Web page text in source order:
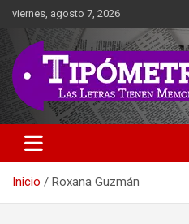
Saltar
contenido
viernes, agosto 7, 2026
Tipometro
Las Letras Tienen Memoria
Inicio Roxana Guzmán